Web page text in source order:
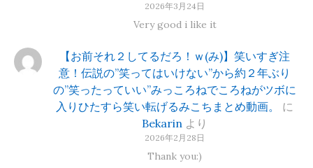
2026年3月24日
Very good i like it
【お前それ２してるだろ！ｗ(み)】笑いすぎ注
意！伝説の”笑ってはいけない”から約２年ぶり
の”笑ったっていい”みっころねでころねがツボに
入りひたすら笑い転げるみこちまとめ動画。
に
Bekarin より
2026年2月28日
Thank you:)